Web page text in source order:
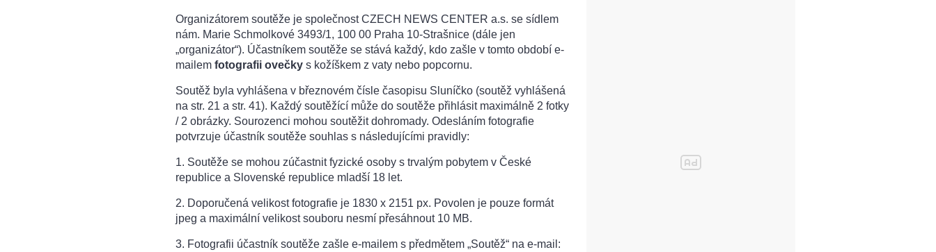
Organizátorem soutěže je společnost CZECH NEWS CENTER a.s. se sídlem
nám. Marie Schmolkové 3493/1, 100 00 Praha 10-Strašnice (dále jen
„organizátor“). Účastníkem soutěže se stává každý, kdo zašle v tomto období e-
mailem fotografii ovečky s kožíškem z vaty nebo popcornu.
Soutěž byla vyhlášena v březnovém čísle časopisu Sluníčko (soutěž vyhlášená
na str. 21 a str. 41). Každý soutěžící může do soutěže přihlásit maximálně 2 fotky
/ 2 obrázky. Sourozenci mohou soutěžit dohromady. Odesláním fotografie
potvrzuje účastník soutěže souhlas s následujícími pravidly:
1. Soutěže se mohou zúčastnit fyzické osoby s trvalým pobytem v České
republice a Slovenské republice mladší 18 let.
2. Doporučená velikost fotografie je 1830 x 2151 px. Povolen je pouze formát
jpeg a maximální velikost souboru nesmí přesáhnout 10 MB.
3. Fotografii účastník soutěže zašle e-mailem s předmětem „Soutěž“ na e-mail: